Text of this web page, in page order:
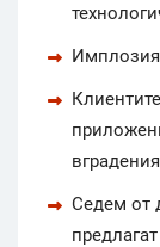
Седем от